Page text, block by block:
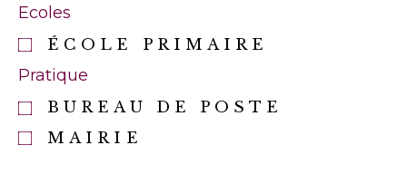
Ecoles
ÉCOLE PRIMAIRE
Pratique
BUREAU DE POSTE
MAIRIE